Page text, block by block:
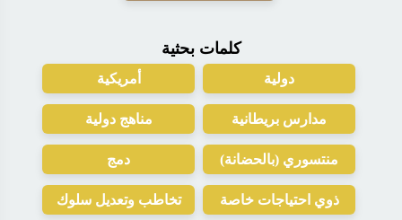
كلمات بحثية
دولية أمريكية
مدارس بريطانية مناهج دولية
منتسوري (بالحضانة) دمج
ذوي احتياجات خاصة تخاطب وتعديل سلوك